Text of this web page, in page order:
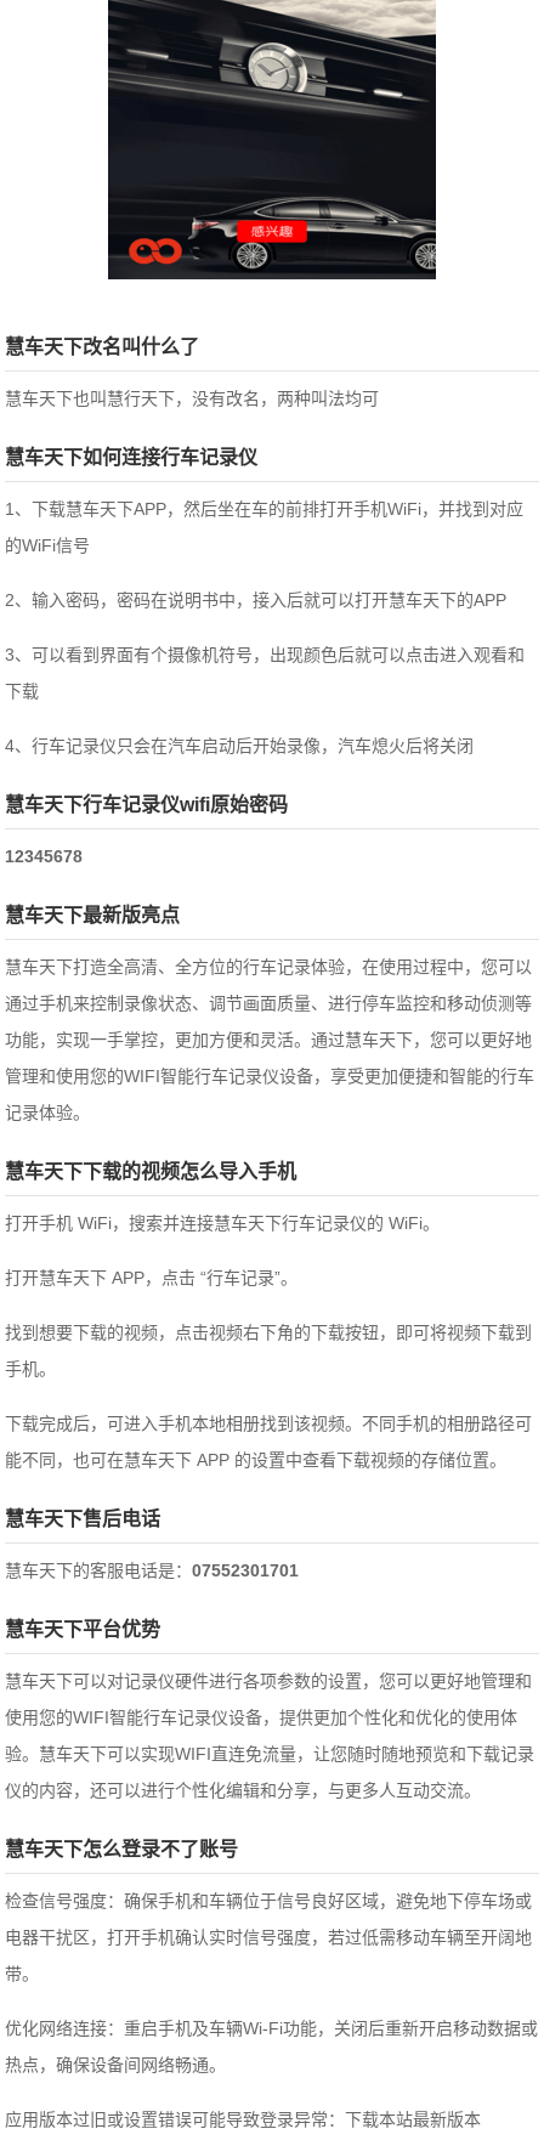
慧车天下改名叫什么了
慧车天下也叫慧行天下，没有改名，两种叫法均可
慧车天下如何连接行车记录仪
1、下载慧车天下APP，然后坐在车的前排打开手机WiFi，并找到对应
的WiFi信号
2、输入密码，密码在说明书中，接入后就可以打开慧车天下的APP
3、可以看到界面有个摄像机符号，出现颜色后就可以点击进入观看和
下载
4、行车记录仪只会在汽车启动后开始录像，汽车熄火后将关闭
慧车天下行车记录仪wifi原始密码
12345678
慧车天下最新版亮点
慧车天下打造全高清、全方位的行车记录体验，在使用过程中，您可以
通过手机来控制录像状态、调节画面质量、进行停车监控和移动侦测等
功能，实现一手掌控，更加方便和灵活。通过慧车天下，您可以更好地
管理和使用您的WIFI智能行车记录仪设备，享受更加便捷和智能的行车
记录体验。
慧车天下下载的视频怎么导入手机
打开手机 WiFi，搜索并连接慧车天下行车记录仪的 WiFi。
打开慧车天下 APP，点击 “行车记录”。
找到想要下载的视频，点击视频右下角的下载按钮，即可将视频下载到
手机。
下载完成后，可进入手机本地相册找到该视频。不同手机的相册路径可
能不同，也可在慧车天下 APP 的设置中查看下载视频的存储位置。
慧车天下售后电话
慧车天下的客服电话是：07552301701
慧车天下平台优势
慧车天下可以对记录仪硬件进行各项参数的设置，您可以更好地管理和
使用您的WIFI智能行车记录仪设备，提供更加个性化和优化的使用体
验。慧车天下可以实现WIFI直连免流量，让您随时随地预览和下载记录
仪的内容，还可以进行个性化编辑和分享，与更多人互动交流。
慧车天下怎么登录不了账号
‌检查信号强度‌：确保手机和车辆位于信号良好区域，避免地下停车场或
电器干扰区，打开手机确认实时信号强度，若过低需移动车辆至开阔地
带。‌‌
优化网络连接‌：重启手机及车辆Wi-Fi功能，关闭后重新开启移动数据或
热点，确保设备间网络畅通。‌‌
应用版本过旧或设置错误可能导致登录异常：下载本站最新版本